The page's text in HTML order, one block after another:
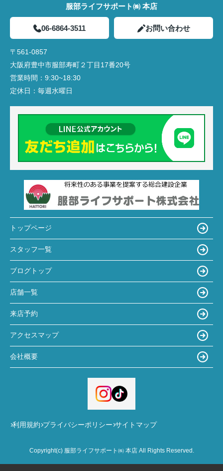
服部ライフサポート㈱ 本店
06-6864-3511 お問い合わせ
〒561-0857
大阪府豊中市服部寿町２丁目17番20号
営業時間： 9:30~18:30
定休日： 毎週水曜日
トップページ
スタッフ一覧
ブログトップ
店舗一覧
来店予約
アクセスマップ
会社概要
利用規約 プライバシーポリシー サイトマップ
Copyright(c) 服部ライフサポート㈱ 本店 All Rights Reserved.